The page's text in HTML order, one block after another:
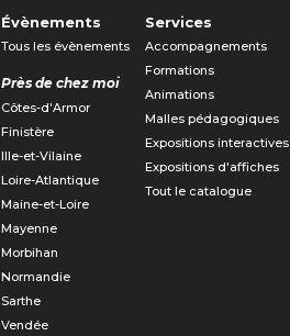
Évènements
Tous les évènements
Près de chez moi
Côtes-d'Armor
Finistère
Ille-et-Vilaine
Loire-Atlantique
Maine-et-Loire
Mayenne
Morbihan
Normandie
Sarthe
Vendée
Services
Accompagnements
Formations
Animations
Malles pédagogiques
Expositions interactives
Expositions d'affiches
Tout le catalogue